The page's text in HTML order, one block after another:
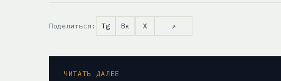
Поделиться: Tg Вк X ↗
ЧИТАТЬ ДАЛЕЕ